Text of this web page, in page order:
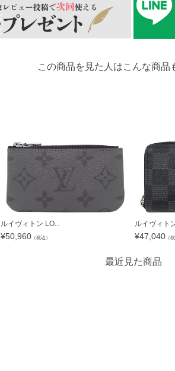
この商品を見た人はこんな商品
ルイヴィトン LO...
¥50,960 （税込）
ルイヴィト
¥47,040 （
最近見た商品